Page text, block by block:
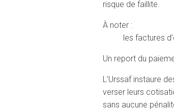
risque de faillite.
À noter :
les factures
Un report du
L’Urssaf instaure
verser leurs
sans aucune